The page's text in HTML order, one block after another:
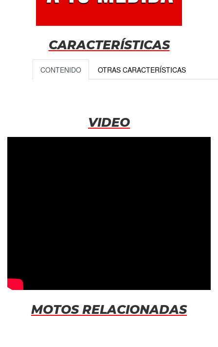
CARACTERÍSTICAS
CONTENIDO OTRAS CARACTERÍSTICAS
VIDEO
MOTOS RELACIONADAS